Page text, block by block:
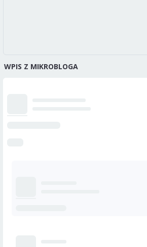
WPIS Z MIKROBLOGA